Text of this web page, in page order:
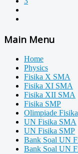
Main Menu
Home
Physics
Fisika X SMA
Fisika XI SMA
Fisika XII SMA
Fisika SMP
Olimpiade Fisika
UN Fisika SMA
UN Fisika SMP
Bank Soal UN
Bank Soal UN